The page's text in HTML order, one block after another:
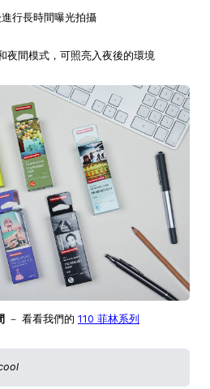
行長時間曝光拍攝
夜間模式，可照亮入夜後的環境
－ 看看我們的 110 菲林系列